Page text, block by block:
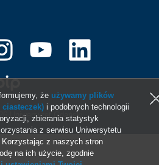
Uniwersytet Gdański
że używamy plików
i podobnych technologii
zbierania statystyk
z serwisu Uniwersytetu
Korzystając z naszych stron
na ich użycie, zgodnie